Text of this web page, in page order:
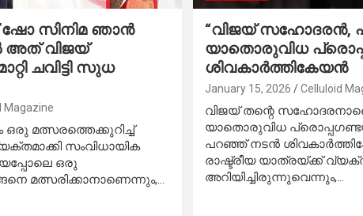
ഷോ സിനിമ ഞാൻ
അത് വിജയ്
ചവിട്ടി സുധ
Magazine
ഒരു മത്സരത്തെക്കുറിച്ച്
സംവിധായിക
ഒരു
മത്സരിക്കാനാണെന്നും,…
“വിജയ് സഹോദരൻ,
യാതൊരുവിധ
ശിവകാർത്തികേയൻ
January 15, 2026 Celluloid
വിജയ് തന്റെ
യാതൊരുവിധ
പറഞ്ഞ് നടൻ
രാഷ്ട്രീയ യാത്രയ്ക്ക്
അറിയിച്ചിരുന്നുവെന്നും,…